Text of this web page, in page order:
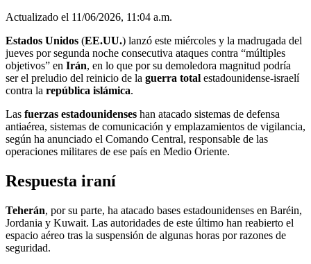
Actualizado el 11/06/2026, 11:04 a.m.
Estados Unidos (EE.UU.) lanzó este miércoles y la madrugada del
jueves por segunda noche consecutiva ataques contra “múltiples
objetivos” en Irán, en lo que por su demoledora magnitud podría
ser el preludio del reinicio de la guerra total estadounidense-israelí
contra la república islámica.
Las fuerzas estadounidenses han atacado sistemas de defensa
antiaérea, sistemas de comunicación y emplazamientos de vigilancia,
según ha anunciado el Comando Central, responsable de las
operaciones militares de ese país en Medio Oriente.
Respuesta iraní
Teherán, por su parte, ha atacado bases estadounidenses en Baréin,
Jordania y Kuwait. Las autoridades de este último han reabierto el
espacio aéreo tras la suspensión de algunas horas por razones de
seguridad.